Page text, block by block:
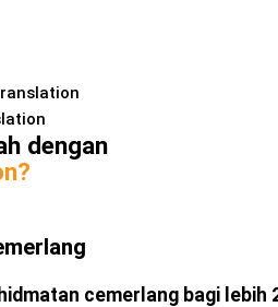
dengan
cemerlang bagi